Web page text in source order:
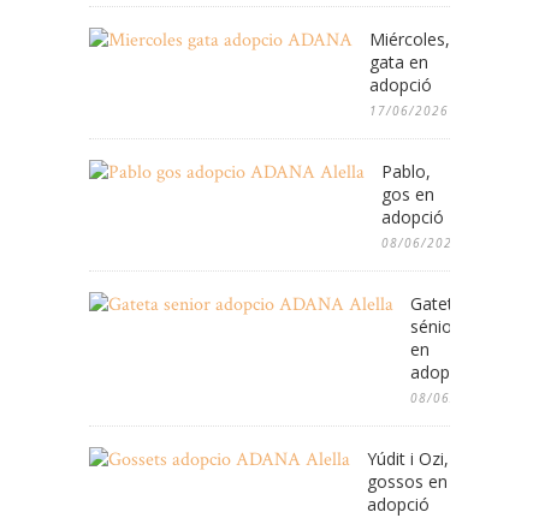
Miércoles,
gata en
adopció
17/06/2026
Pablo,
gos en
adopció
08/06/2026
Gateta
sénior
en
adopció
08/06/2026
Yúdit i Ozi,
gossos en
adopció